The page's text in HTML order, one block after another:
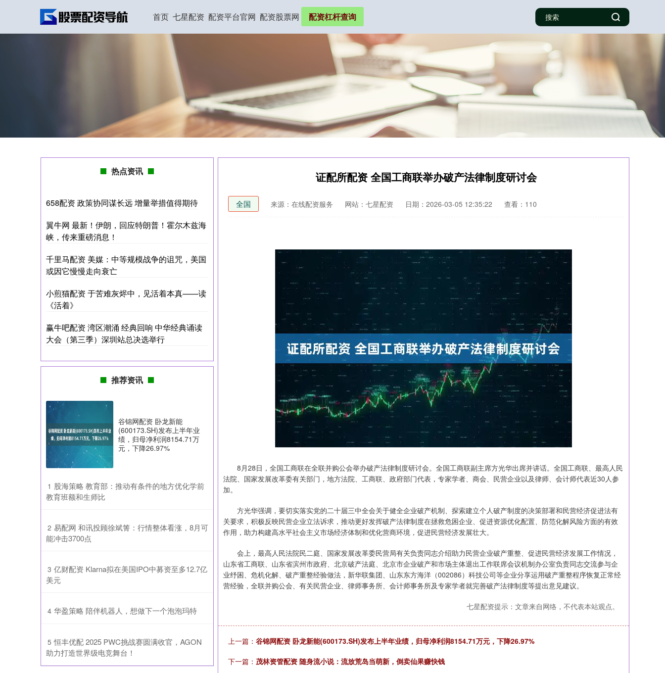
首页 七星配资 配资平台官网 配资股票网 配资杠杆查询
证配所配资 全国工商联举办破产法律制度研讨会
全国 来源：在线配资服务 网站：七星配资 日期：2026-03-05 12:35:22 查看：110
8月28日，全国工商联在全联并购公会举办破产法律制度研讨会。全国工商联副主席方光华出席并讲话。全国工商联、最高人民
法院、国家发展改革委有关部门，地方法院、工商联、政府部门代表，专家学者、商会、民营企业以及律师、会计师代表近30人参
加。
方光华强调，要切实落实党的二十届三中全会关于健全企业破产机制、探索建立个人破产制度的决策部署和民营经济促进法有
关要求，积极反映民营企业立法诉求，推动更好发挥破产法律制度在拯救危困企业、促进资源优化配置、防范化解风险方面的有效
作用，助力构建高水平社会主义市场经济体制和优化营商环境，促进民营经济发展壮大。
会上，最高人民法院民二庭、国家发展改革委民营局有关负责同志介绍助力民营企业破产重整、促进民营经济发展工作情况，
山东省工商联、山东省滨州市政府、北京破产法庭、北京市企业破产和市场主体退出工作联席会议机制办公室负责同志交流参与企
业纾困、危机化解、破产重整经验做法，新华联集团、山东东方海洋（002086）科技公司等企业分享运用破产重整程序恢复正常经
营经验，全联并购公会、有关民营企业、律师事务所、会计师事务所及专家学者就完善破产法律制度等提出意见建议。
七星配资提示：文章来自网络，不代表本站观点。
上一篇： 谷锦网配资 卧龙新能(600173.SH)发布上半年业绩，归母净利润8154.71万元，下降26.97%
下一篇： 茂林资管配资 随身流小说：流放荒岛当萌新，倒卖仙果赚快钱
热点资讯
658配资 政策协同谋长远 增量举措值得期待
翼牛网 最新！伊朗，回应特朗普！霍尔木兹海
峡，传来重磅消息！
千里马配资 美媒：中等规模战争的诅咒，美国
或因它慢慢走向衰亡
小煎猫配资 于苦难灰烬中，见活着本真——读
《活着》
赢牛吧配资 湾区潮涌 经典回响 中华经典诵读
大会（第三季）深圳站总决选举行
推荐资讯
谷锦网配资 卧龙新能
(600173.SH)发布上半年业
绩，归母净利润8154.71万
元，下降26.97%
1 ​股海策略 教育部：推动有条件的地方优化学前
教育班额和生师比
2 ​易配网 和讯投顾徐斌箐：行情整体看涨，8月可
能冲击3700点
3 ​亿财配资 Klarna拟在美国IPO中募资至多12.7亿
美元
4 ​华盈策略 陪伴机器人，想做下一个泡泡玛特
5 ​恒丰优配 2025 PWC挑战赛圆满收官，AGON
助力打造世界级电竞舞台！